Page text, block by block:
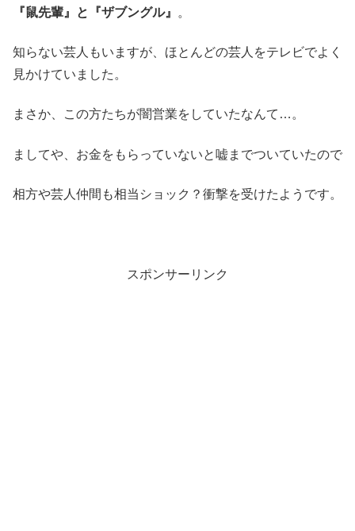
『鼠先輩』と『ザブングル』 。
知らない芸人もいますが、ほとんどの芸人をテレビでよく
見かけていました。
まさか、この方たちが闇営業をしていたなんて…。
ましてや、お金をもらっていないと嘘までついていたので
相方や芸人仲間も相当ショック？衝撃を受けたようです。
スポンサーリンク